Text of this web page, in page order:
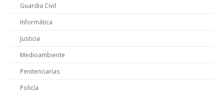
Guardia Civil
Informática
Justicia
Medioambiente
Penitenciarías
Policía